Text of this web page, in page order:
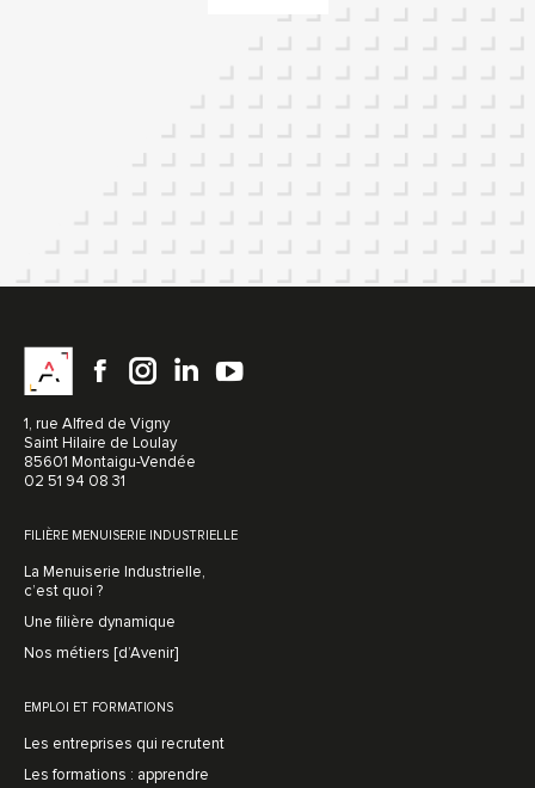
1, rue Alfred de Vigny
Saint Hilaire de Loulay
85601 Montaigu-Vendée
02 51 94 08 31
FILIÈRE MENUISERIE INDUSTRIELLE
La Menuiserie Industrielle,
c’est quoi ?
Une filière dynamique
Nos métiers [d’Avenir]
EMPLOI ET FORMATIONS
Les entreprises qui recrutent
Les formations : apprendre